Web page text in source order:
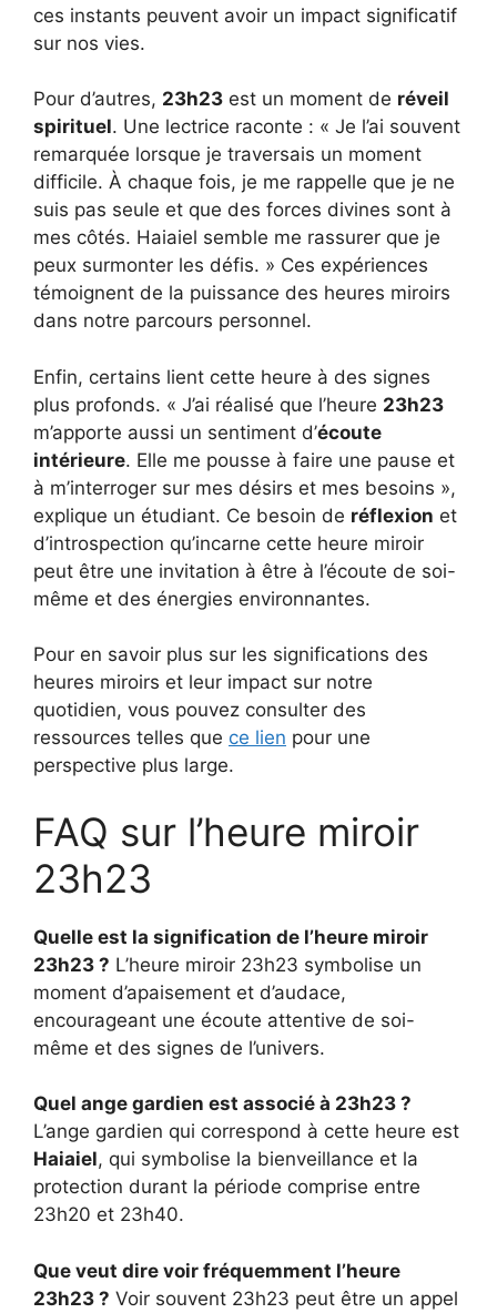
ces instants peuvent avoir un impact significatif
sur nos vies.
Pour d’autres, 23h23 est un moment de réveil
spirituel. Une lectrice raconte : « Je l’ai souvent
remarquée lorsque je traversais un moment
difficile. À chaque fois, je me rappelle que je ne
suis pas seule et que des forces divines sont à
mes côtés. Haiaiel semble me rassurer que je
peux surmonter les défis. » Ces expériences
témoignent de la puissance des heures miroirs
dans notre parcours personnel.
Enfin, certains lient cette heure à des signes
plus profonds. « J’ai réalisé que l’heure 23h23
m’apporte aussi un sentiment d’écoute
intérieure. Elle me pousse à faire une pause et
à m’interroger sur mes désirs et mes besoins »,
explique un étudiant. Ce besoin de réflexion et
d’introspection qu’incarne cette heure miroir
peut être une invitation à être à l’écoute de soi-
même et des énergies environnantes.
Pour en savoir plus sur les significations des
heures miroirs et leur impact sur notre
quotidien, vous pouvez consulter des
ressources telles que ce lien pour une
perspective plus large.
FAQ sur l’heure miroir
23h23
Quelle est la signification de l’heure miroir
23h23 ? L’heure miroir 23h23 symbolise un
moment d’apaisement et d’audace,
encourageant une écoute attentive de soi-
même et des signes de l’univers.
Quel ange gardien est associé à 23h23 ?
L’ange gardien qui correspond à cette heure est
Haiaiel, qui symbolise la bienveillance et la
protection durant la période comprise entre
23h20 et 23h40.
Que veut dire voir fréquemment l’heure
23h23 ? Voir souvent 23h23 peut être un appel